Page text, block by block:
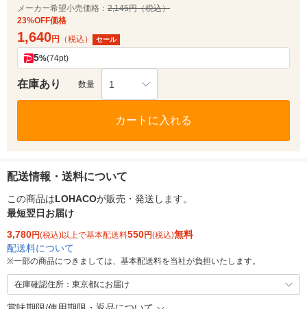
メーカー希望小売価格： 2,145円（税込）
23%OFF価格
1,640円 （税込） セール
5%(74pt)
在庫あり 数量 1
カートに入れる
配送情報・送料について
この商品はLOHACOが販売・発送します。
最短翌日お届け
3,780円(税込)以上で基本配送料550円(税込)無料
配送料について
※一部の商品につきましては、基本配送料を当社が負担いたします。
在庫確認住所：東京都にお届け